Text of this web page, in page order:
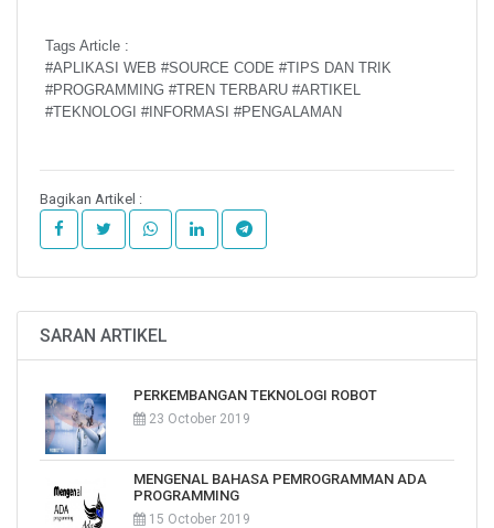
Tags Article :
#APLIKASI WEB #SOURCE CODE #TIPS DAN TRIK
#PROGRAMMING #TREN TERBARU #ARTIKEL
#TEKNOLOGI #INFORMASI #PENGALAMAN
Bagikan Artikel :
SARAN ARTIKEL
PERKEMBANGAN TEKNOLOGI ROBOT
23 October 2019
MENGENAL BAHASA PEMROGRAMMAN ADA
PROGRAMMING
15 October 2019